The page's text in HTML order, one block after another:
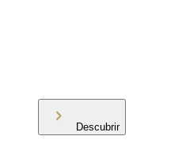
Descubrir